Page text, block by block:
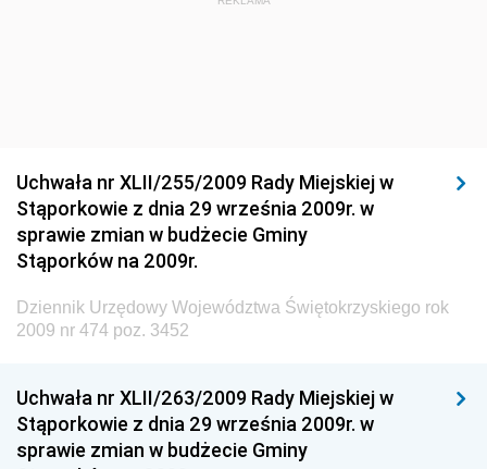
Dziennik Urzędowy Ministra Budownictwa i Przemysłu
Materiałów Budowlanych
Dziennik Urzędowy Ministra Infrastruktury i Rozwoju
Dziennik Urzędowy Głównego Inspektoratu Ochrony
Środowiska
Dziennik Urzędowy Generalnej Dyrekcji Ochrony
Dziennik Urzędowy Ministerstwa Administracji,
Gospodarki Terenowej i Ochrony Środowiska
Uchwała nr XLII/255/2009 Rady Miejskiej w
Stąporkowie z dnia 29 września 2009r. w
sprawie zmian w budżecie Gminy
Stąporków na 2009r.
Dziennik Urzędowy Województwa Świętokrzyskiego rok
2009 nr 474 poz. 3452
Uchwała nr XLII/263/2009 Rady Miejskiej w
Stąporkowie z dnia 29 września 2009r. w
sprawie zmian w budżecie Gminy